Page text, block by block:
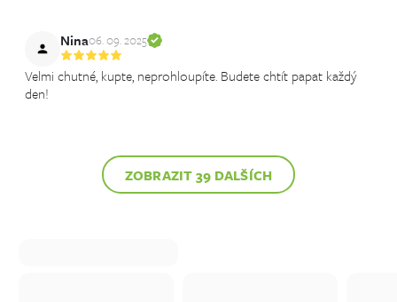
Nina06. 09. 2025
Velmi chutné, kupte, neprohloupíte. Budete chtít papat každý
den!
ZOBRAZIT 39 DALŠÍCH